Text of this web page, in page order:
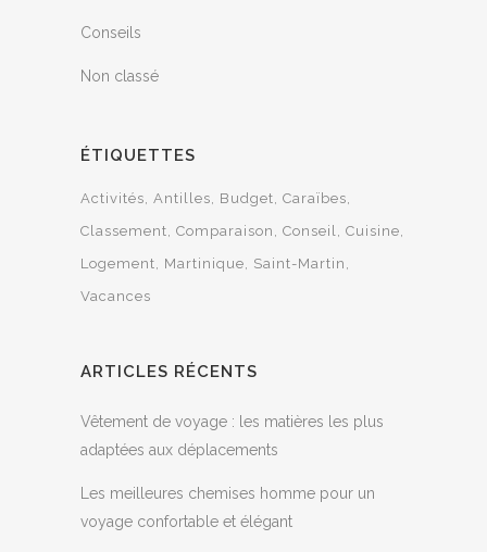
Conseils
Non classé
ÉTIQUETTES
Activités Antilles Budget Caraïbes
Classement Comparaison Conseil Cuisine
Logement
Martinique
Saint-Martin
Vacances
ARTICLES RÉCENTS
Vêtement de voyage : les matières les plus
adaptées aux déplacements
Les meilleures chemises homme pour un
voyage confortable et élégant